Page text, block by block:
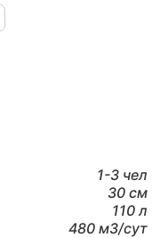
1-3 чел
30 см
110 л
480 м3/cут